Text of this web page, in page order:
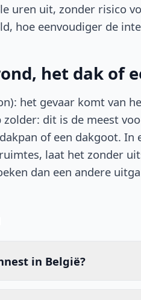
uren uit, zonder risico
hoe eenvoudiger de
het dak of
het gevaar komt van
dit is de meest
of een dakgoot.
laat het zonder
dan een andere
in België?